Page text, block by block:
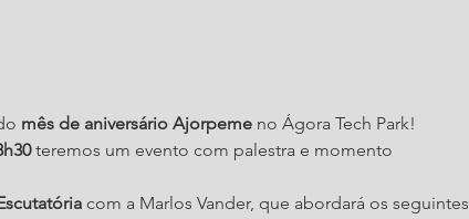
mês de aniversário Ajorpeme no Ágora Tech Park!
teremos um evento com palestra e momento
com a Marlos Vander, que abordará os seguintes